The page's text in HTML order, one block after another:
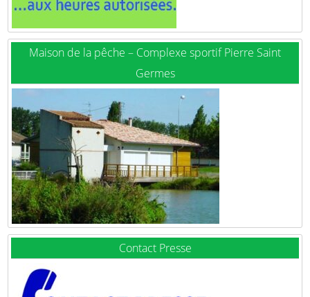
Maison de la pêche – Complexe sportif Pierre Saint
Germes
Contact Presse